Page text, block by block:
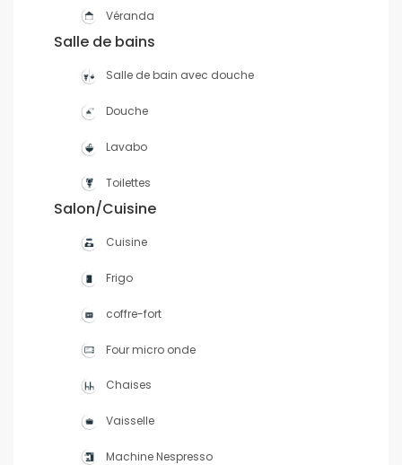
Véranda
Salle de bains
Salle de bain avec douche
Douche
Lavabo
Toilettes
Salon/Cuisine
Cuisine
Frigo
coffre-fort
Four micro onde
Chaises
Vaisselle
Machine Nespresso